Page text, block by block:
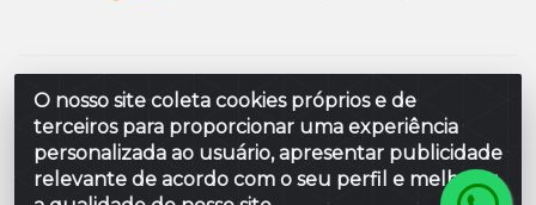
O nosso site coleta cookies próprios e de
terceiros para proporcionar uma experiência
personalizada ao usuário, apresentar publicidade
relevante de acordo com o seu perfil e melhorar
Embalar Distribuidora de Embalagens LTDA - Rodovia
Br 104 Al, Loteamento Paraiso, S/N - Prefeito Antonio L
de Souza, Rio Largo/AL - CEP 57100-000 - CNPJ
10.347.424/0001-80